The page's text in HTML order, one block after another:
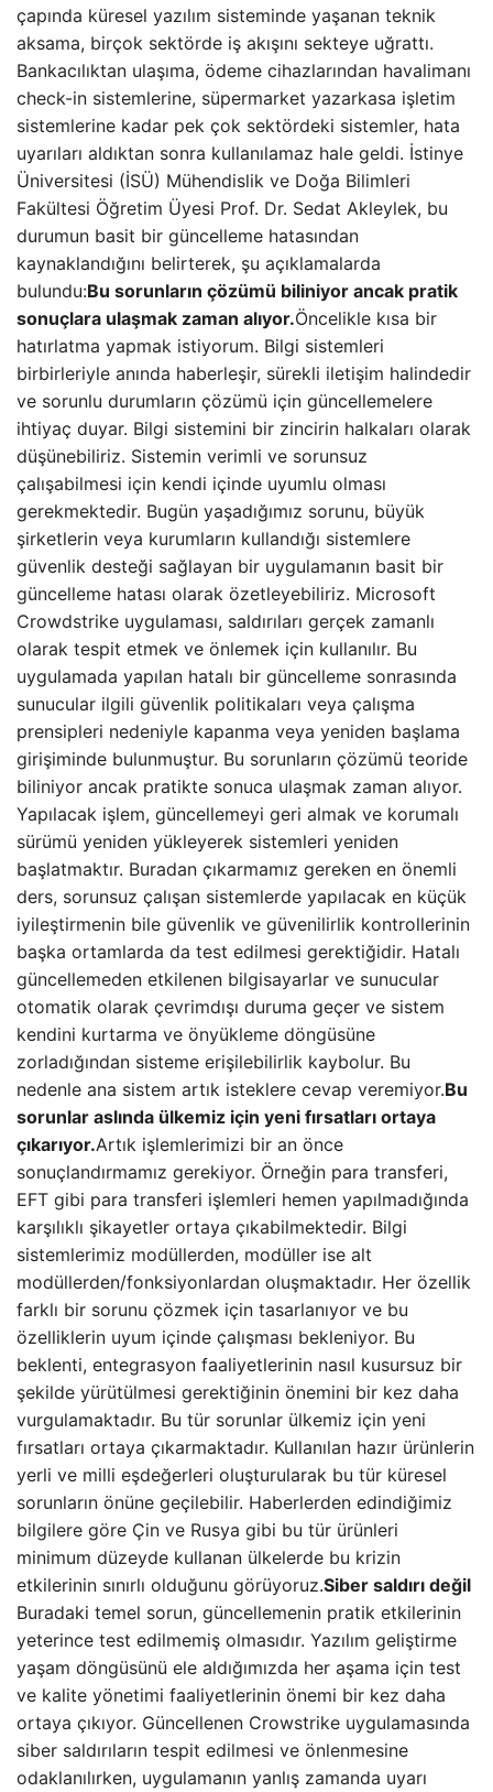
çapında küresel yazılım sisteminde yaşanan teknik
aksama, birçok sektörde iş akışını sekteye uğrattı.
Bankacılıktan ulaşıma, ödeme cihazlarından havalimanı
check-in sistemlerine, süpermarket yazarkasa işletim
sistemlerine kadar pek çok sektördeki sistemler, hata
uyarıları aldıktan sonra kullanılamaz hale geldi. İstinye
Üniversitesi (İSÜ) Mühendislik ve Doğa Bilimleri
Fakültesi Öğretim Üyesi Prof. Dr. Sedat Akleylek, bu
durumun basit bir güncelleme hatasından
kaynaklandığını belirterek, şu açıklamalarda
bulundu:Bu sorunların çözümü biliniyor ancak pratik
sonuçlara ulaşmak zaman alıyor.Öncelikle kısa bir
hatırlatma yapmak istiyorum. Bilgi sistemleri
birbirleriyle anında haberleşir, sürekli iletişim halindedir
ve sorunlu durumların çözümü için güncellemelere
ihtiyaç duyar. Bilgi sistemini bir zincirin halkaları olarak
düşünebiliriz. Sistemin verimli ve sorunsuz
çalışabilmesi için kendi içinde uyumlu olması
gerekmektedir. Bugün yaşadığımız sorunu, büyük
şirketlerin veya kurumların kullandığı sistemlere
güvenlik desteği sağlayan bir uygulamanın basit bir
güncelleme hatası olarak özetleyebiliriz. Microsoft
Crowdstrike uygulaması, saldırıları gerçek zamanlı
olarak tespit etmek ve önlemek için kullanılır. Bu
uygulamada yapılan hatalı bir güncelleme sonrasında
sunucular ilgili güvenlik politikaları veya çalışma
prensipleri nedeniyle kapanma veya yeniden başlama
girişiminde bulunmuştur. Bu sorunların çözümü teoride
biliniyor ancak pratikte sonuca ulaşmak zaman alıyor.
Yapılacak işlem, güncellemeyi geri almak ve korumalı
sürümü yeniden yükleyerek sistemleri yeniden
başlatmaktır. Buradan çıkarmamız gereken en önemli
ders, sorunsuz çalışan sistemlerde yapılacak en küçük
iyileştirmenin bile güvenlik ve güvenilirlik kontrollerinin
başka ortamlarda da test edilmesi gerektiğidir. Hatalı
güncellemeden etkilenen bilgisayarlar ve sunucular
otomatik olarak çevrimdışı duruma geçer ve sistem
kendini kurtarma ve önyükleme döngüsüne
zorladığından sisteme erişilebilirlik kaybolur. Bu
nedenle ana sistem artık isteklere cevap veremiyor.Bu
sorunlar aslında ülkemiz için yeni fırsatları ortaya
çıkarıyor.Artık işlemlerimizi bir an önce
sonuçlandırmamız gerekiyor. Örneğin para transferi,
EFT gibi para transferi işlemleri hemen yapılmadığında
karşılıklı şikayetler ortaya çıkabilmektedir. Bilgi
sistemlerimiz modüllerden, modüller ise alt
modüllerden/fonksiyonlardan oluşmaktadır. Her özellik
farklı bir sorunu çözmek için tasarlanıyor ve bu
özelliklerin uyum içinde çalışması bekleniyor. Bu
beklenti, entegrasyon faaliyetlerinin nasıl kusursuz bir
şekilde yürütülmesi gerektiğinin önemini bir kez daha
vurgulamaktadır. Bu tür sorunlar ülkemiz için yeni
fırsatları ortaya çıkarmaktadır. Kullanılan hazır ürünlerin
yerli ve milli eşdeğerleri oluşturularak bu tür küresel
sorunların önüne geçilebilir. Haberlerden edindiğimiz
bilgilere göre Çin ve Rusya gibi bu tür ürünleri
minimum düzeyde kullanan ülkelerde bu krizin
etkilerinin sınırlı olduğunu görüyoruz.Siber saldırı değil
Buradaki temel sorun, güncellemenin pratik etkilerinin
yeterince test edilmemiş olmasıdır. Yazılım geliştirme
yaşam döngüsünü ele aldığımızda her aşama için test
ve kalite yönetimi faaliyetlerinin önemi bir kez daha
ortaya çıkıyor. Güncellenen Crowstrike uygulamasında
siber saldırıların tespit edilmesi ve önlenmesine
odaklanılırken, uygulamanın yanlış zamanda uyarı